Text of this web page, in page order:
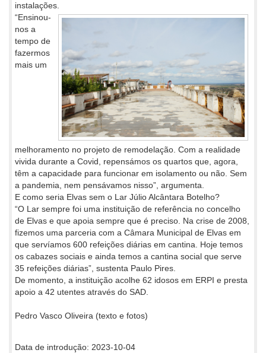
instalações.
“Ensinou-
nos a
tempo de
fazermos
mais um
melhoramento no projeto de remodelação. Com a realidade
vivida durante a Covid, repensámos os quartos que, agora,
têm a capacidade para funcionar em isolamento ou não. Sem
a pandemia, nem pensávamos nisso”, argumenta.
E como seria Elvas sem o Lar Júlio Alcântara Botelho?
“O Lar sempre foi uma instituição de referência no concelho
de Elvas e que apoia sempre que é preciso. Na crise de 2008,
fizemos uma parceria com a Câmara Municipal de Elvas em
que servíamos 600 refeições diárias em cantina. Hoje temos
os cabazes sociais e ainda temos a cantina social que serve
35 refeições diárias”, sustenta Paulo Pires.
De momento, a instituição acolhe 62 idosos em ERPI e presta
apoio a 42 utentes através do SAD.
Pedro Vasco Oliveira (texto e fotos)
Data de introdução: 2023-10-04